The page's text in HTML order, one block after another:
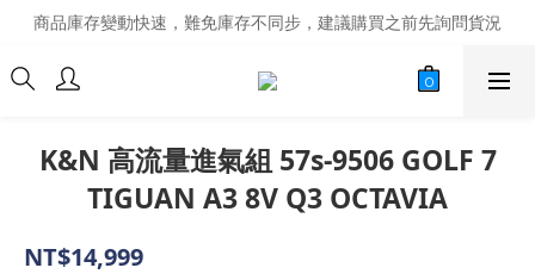
商品庫存變動快速，難免庫存不同步，建議購買之前先詢問貨況
商品庫存變動快速，難免庫存不同步，建議購買之前先詢問貨況
經營超過20年的改裝老字號，安全有保障
K&N 高流量進氣組 57s-9506 GOLF 7
TIGUAN A3 8V Q3 OCTAVIA
NT$14,999